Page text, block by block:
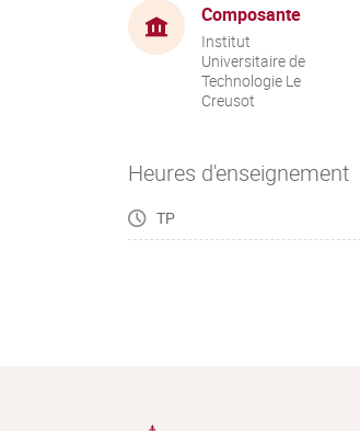
Composante
Institut
Universitaire de
Technologie Le
Creusot
Heures d'enseignement
TP